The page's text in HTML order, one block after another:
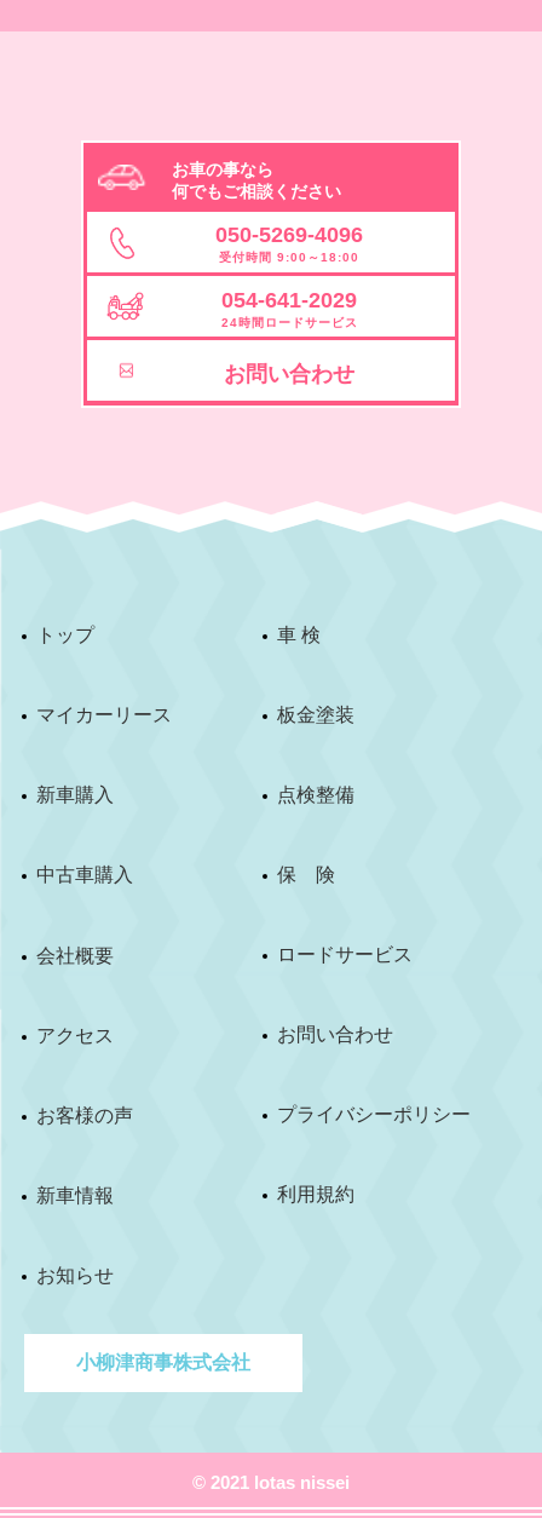
お車の事なら
何でもご相談ください
050-5269-4096
受付時間 9:00～18:00
054-641-2029
24時間ロードサービス
お問い合わせ
トップ
マイカーリース
新車購入
中古車購入
車 検
板金塗装
点検整備
保 険
ロードサービス
会社概要
アクセス
お客様の声
新車情報
お知らせ
お問い合わせ
プライバシーポリシー
利用規約
小柳津商事株式会社
© 2021 lotas nissei